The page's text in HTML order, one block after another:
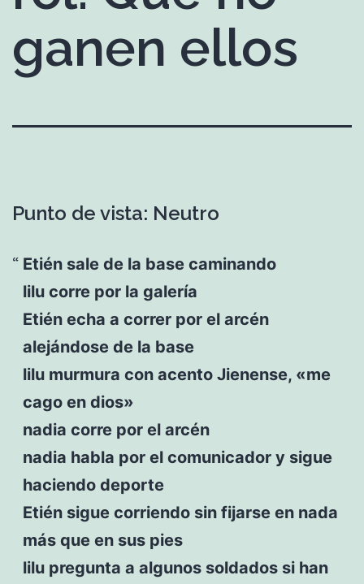
ganen ellos
Punto de vista: Neutro
Etién sale de la base caminando
lilu corre por la galería
Etién echa a correr por el arcén
alejándose de la base
lilu murmura con acento Jienense, «me
cago en dios»
nadia corre por el arcén
nadia habla por el comunicador y sigue
haciendo deporte
Etién sigue corriendo sin fijarse en nada
más que en sus pies
lilu pregunta a algunos soldados si han